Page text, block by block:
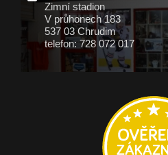
Zimní stadion
V průhonech 183
537 03 Chrudim
telefon: 728 072 017